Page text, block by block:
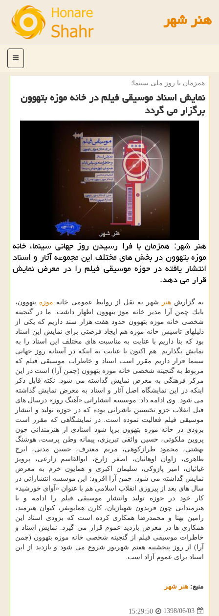
هنر شهر
منو
همزمان با روز ملی سینما؛
نمایش اسناد موسیقی فیلم در خانه موزه بتهوون
برگزار می گردد
هنر شهر: همزمان با فرا رسیدن روز جهانی سینما، خانه
موزه بتهوون در بخش های مختلف این مجموعه آثار و اسناد
انتشار یافته در حوزه موسیقی فیلم را در معرض نمایش
قرار می دهد.
به گزارش هنر شهر به نقل از روابط عمومی خانه موزه بتهوون،
بابك چمن آرا مدیر خانه موز بتهوون اظهار داشت: ما در گنجینه
شخصی خانه موزه بتهوون حدود هفت هزار سند داریم كه یكی از
دلیلهای تاسیس خانه موزه هم ایجاد فرصتی برای نمایش این اسناد
بود كه بنا داریم با عنایت به مناسبت های مختلف این اسناد را به
نمایش بگذاریم. هم اكنون با عنایت به اینكه در آستانه روز جهانی
سینما قرار داریم مقرر است اسناد و خاطرات موسیقی فیلم كه
مربوط به گنجینه شخصی خانه موزه بتهوون (چمن آرا) است در این
مركز فرهنگی به معرض نمایش گذاشته می شود. نكته قابل ذكر
اینكه در این نمایشگاه اصل آثار و اسناد به معرض نمایش گذاشته
می شود. وی ادامه داد: موسسه انتشاراتی «آهنگ روز» درسال های
قبل انقلاب جزو نخستین ناشرانی بوده كه در حوزه تولید و انتشار
موسیقی فیلم فعالیت نموده است. در نمایشگاهی كه مقرر است
بزودی در خانه موزه بتهوون برپا شود اسنادی از هنرمندانی چون
پروین ملكوتی، حسین واثقی تبریزی، پیمانه وطن پرست، هوشنگ
بهشتی، محمود طرازكوهی، مریم معترف، حسین مدنی، ایرج
طاهری، زاوان اوهانیان، اصغر زارع، ابوالقاسم زارعی، پرویز
غیاثیان، امیر پازوكی، سلیمان اكبری و همایون خرم به معرض
نمایش گذاشته می شود. چمن آرا افزود: این موسسه انتشاراتی در
سال های بعد از پیروزی انقلاب اسلامی هم با عنوان «آوای خورشید»
كار خود در حوزه تولید وانتشار موسیقی فیلم را ادامه و با
هنرمندانی چون فریدون شهبازیان، كارن همایونفر، كیوان هنرمند،
رامین بهنا و محمدرضا همكاری كرده است كه بزودی اسناد این
همكاری ها در معرض بازدید عموم قرار می گیرد. نمایش اسناد و
خاطرات موسیقی فیلم از گنجینه شخصی خانه موزه بتهوون (چمن
آرا) از روز پنجشنبه هفتم شهریور شروع می شود و بازدید از این
اسناد برای عموم آزاد است.
منبع: هنر شهر
1398/06/03
15:29:50